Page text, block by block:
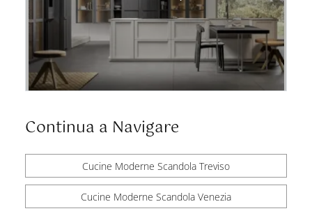
Continua a Navigare
Cucine Moderne Scandola Treviso
Cucine Moderne Scandola Venezia